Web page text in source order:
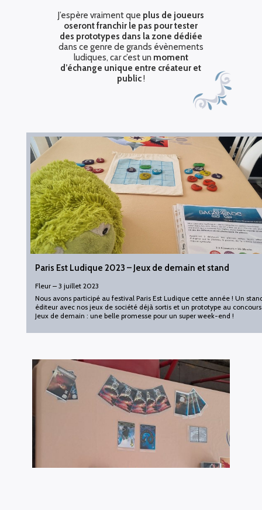
J’espère vraiment que plus de joueurs
oseront franchir le pas pour tester
des prototypes dans la zone dédiée
dans ce genre de grands évènements
ludiques, car c’est un moment
d’échange unique entre créateur et
public!
Paris Est Ludique 2023 – Jeux de demain et stand
Fleur– 3 juillet 2023
Nous avons participé au festival Paris Est Ludique cette année ! Un
éditeur avec nos jeux de société déjà sortis et un prototype au concours
Jeux de demain : une belle promesse pour un super week-end !